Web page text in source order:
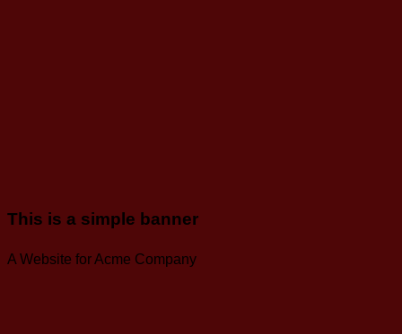
This is a simple banner
A Website for Acme Company